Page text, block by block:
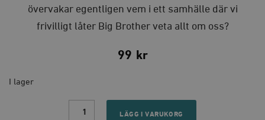
övervakar egentligen vem i ett samhälle där vi
frivilligt låter Big Brother veta allt om oss?
99 kr
I lager
Övervakad
LÄGG I VARUKORG